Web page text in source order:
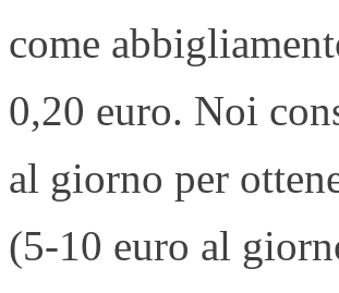
come
0,20 euro. Noi
al giorno per
(5-10 euro al